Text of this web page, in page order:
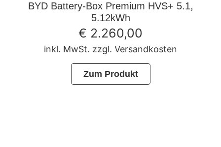
BYD Battery-Box Premium HVS+ 5.1,
5.12kWh
€ 2.260,00
inkl. MwSt. zzgl. Versandkosten
Zum Produkt